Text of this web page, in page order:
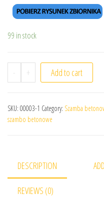
99 in stock
- + Add to cart
SKU: 00003-1 Category: Szamba
szambo betonowe
DESCRIPTION
REVIEWS (0)